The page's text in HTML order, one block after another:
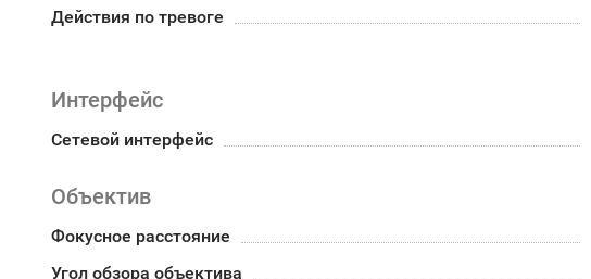
Действия по тревоге
Интерфейс
Сетевой интерфейс
Объектив
Фокусное расстояние
Угол обзора объектива